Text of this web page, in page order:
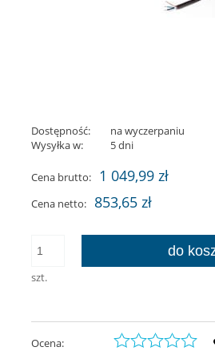
Dostępność:
na wyczerpaniu
Wysyłka w:
5 dni
Cena brutto: 1 049,99 zł
Cena netto: 853,65 zł
szt.
do
Ocena: